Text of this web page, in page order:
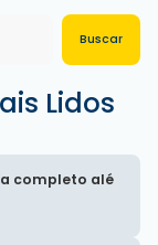
Lidos
completo alé